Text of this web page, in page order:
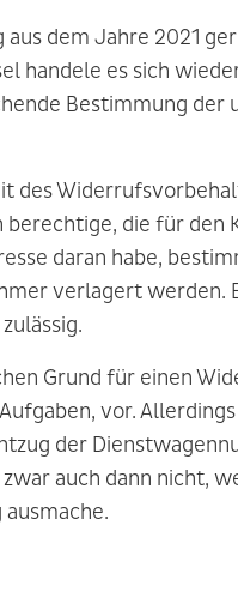
aus dem Jahre 2021
handele es sich
Bestimmung
des
berechtige, die für
daran habe,
verlagert werden.
Grund für einen
vor.
der
auch dann nicht,